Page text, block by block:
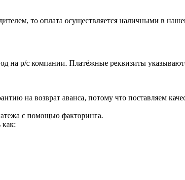
то оплата осуществляется наличными в
на р/с компании. Платёжные реквизиты
на возврат аванса, потому что поставляем
с помощью факторинга.